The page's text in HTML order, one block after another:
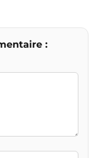
plus]
: